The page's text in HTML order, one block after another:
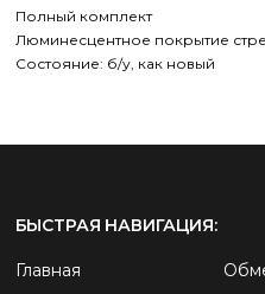
Полный комплект
Люминесцентное покрытие
Состояние: б/у, как новый
БЫСТРАЯ НАВИГАЦИЯ:
Главная